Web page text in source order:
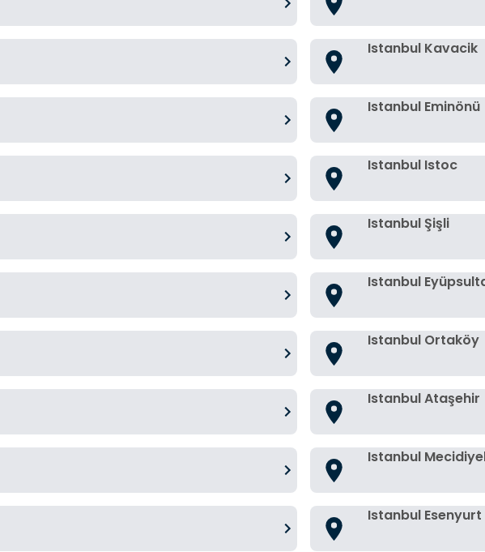
Istanbul Kavacik
Istanbul Eminönü
Istanbul Istoc
Istanbul Şişli
Istanbul
Istanbul Ortaköy
Istanbul Ataşehir
Istanbul
Istanbul Esenyurt